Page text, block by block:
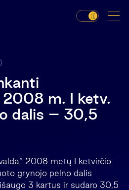
m. I ketv.
dalis – 30,5
2008 metų I ketvirčio
grynojo pelno dalis
3 kartus ir sudaro 30,5